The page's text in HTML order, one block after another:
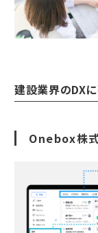
建設業界のDX
Onebox株